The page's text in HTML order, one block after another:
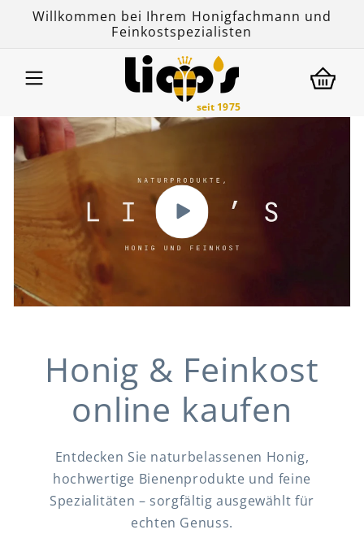
Direkt
zum
Willkommen bei Ihrem Honigfachmann und
Feinkostspezialisten
seit 1975
Honig & Feinkost
online kaufen
Entdecken Sie naturbelassenen Honig,
hochwertige Bienenprodukte und feine
Spezialitäten – sorgfältig ausgewählt für
echten Genuss.